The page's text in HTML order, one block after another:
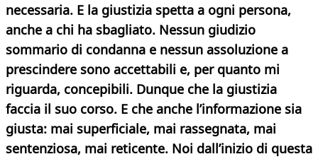
necessaria. E la giustizia spetta a ogni persona,
anche a chi ha sbagliato. Nessun giudizio
sommario di condanna e nessun assoluzione a
prescindere sono accettabili e, per quanto mi
riguarda, concepibili. Dunque che la giustizia
faccia il suo corso. E che anche l’informazione sia
giusta: mai superficiale, mai rassegnata, mai
sentenziosa, mai reticente. Noi dall’inizio di questa